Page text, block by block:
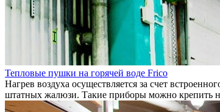
Тепловые пушки на горячей воде Frico
Нагрев воздуха осуществляется за счет
штатных жалюзи. Такие приборы можно крепить